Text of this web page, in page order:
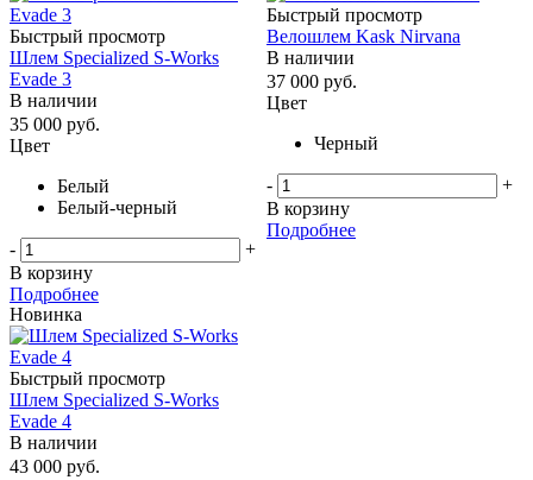
Быстрый просмотр
Шлем Specialized S-Works
Evade 3
В наличии
35 000 руб.
Цвет
Белый
Белый-черный
-
+
В корзину
Подробнее
Быстрый просмотр
Велошлем Kask Nirvana
В наличии
37 000 руб.
Цвет
Черный
-
+
В корзину
Подробнее
Новинка
Быстрый просмотр
Шлем Specialized S-Works
Evade 4
В наличии
43 000 руб.